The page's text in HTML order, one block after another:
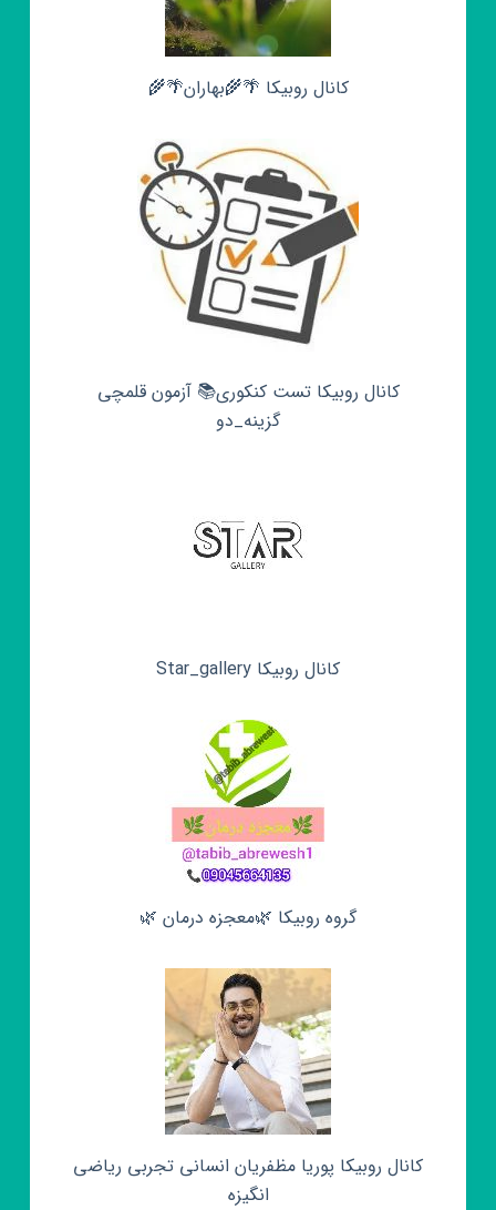
کانال روبیکا 🌴🌾بهاران🌴🌾
کانال روبیکا تست کنکوری📚 آزمون قلمچی‌‌
گزینه_دو
کانال روبیکا Star_gallery
گروه روبیکا 🌿معجزه درمان 🌿
کانال روبیکا پوریا مظفریان انسانی تجربی ریاضی
انگیزه